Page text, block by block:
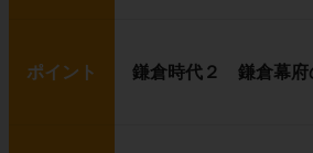
ポイント 鎌倉時代２ 鎌倉幕府